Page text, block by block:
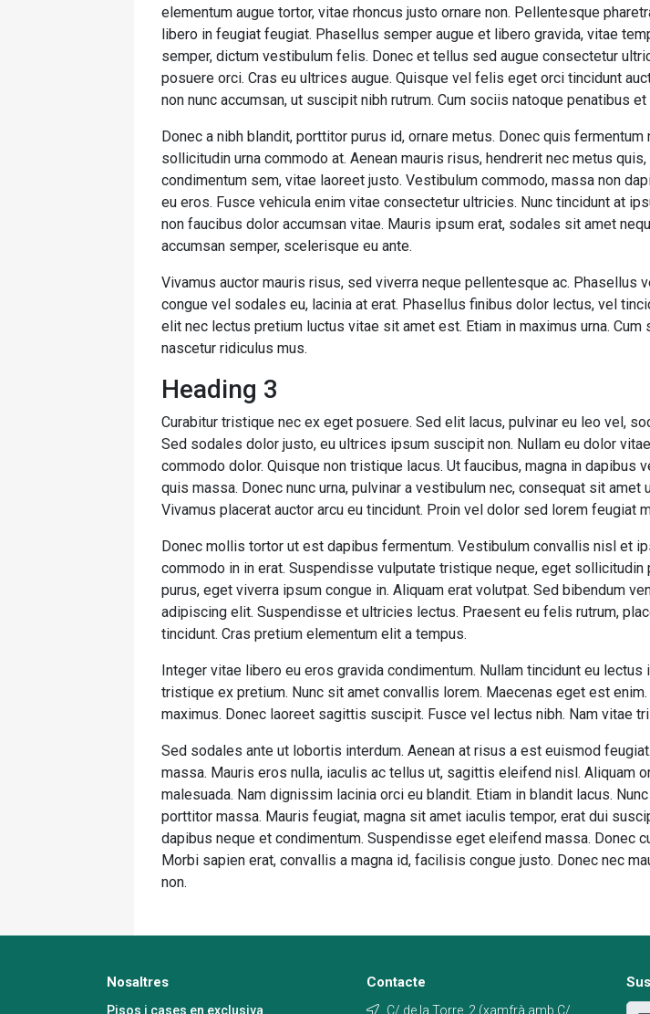
elementum augue tortor, vitae rhoncus justo ornare non. Pellentesque
libero in feugiat feugiat. Phasellus semper augue et libero gravida, vitae
semper, dictum vestibulum felis. Donec et tellus sed augue consectetur
posuere orci. Cras eu ultrices augue. Quisque vel felis eget orci tincidunt
non nunc accumsan, ut suscipit nibh rutrum. Cum sociis natoque penatibus
Donec a nibh blandit, porttitor purus id, ornare metus. Donec quis
sollicitudin urna commodo at. Aenean mauris risus, hendrerit nec metus
condimentum sem, vitae laoreet justo. Vestibulum commodo, massa non
eu eros. Fusce vehicula enim vitae consectetur ultricies. Nunc tincidunt at
non faucibus dolor accumsan vitae. Mauris ipsum erat, sodales sit amet
accumsan semper, scelerisque eu ante.
Vivamus auctor mauris risus, sed viverra neque pellentesque ac. Phasellus
congue vel sodales eu, lacinia at erat. Phasellus finibus dolor lectus, vel
elit nec lectus pretium luctus vitae sit amet est. Etiam in maximus urna.
nascetur ridiculus mus.
Heading 3
Curabitur tristique nec ex eget posuere. Sed elit lacus, pulvinar eu leo vel,
Sed sodales dolor justo, eu ultrices ipsum suscipit non. Nullam eu dolor
commodo dolor. Quisque non tristique lacus. Ut faucibus, magna in
quis massa. Donec nunc urna, pulvinar a vestibulum nec, consequat sit
Vivamus placerat auctor arcu eu tincidunt. Proin vel dolor sed lorem feugiat
Donec mollis tortor ut est dapibus fermentum. Vestibulum convallis nisl et
commodo in in erat. Suspendisse vulputate tristique neque, eget
purus, eget viverra ipsum congue in. Aliquam erat volutpat. Sed bibendum
adipiscing elit. Suspendisse et ultricies lectus. Praesent eu felis rutrum,
tincidunt. Cras pretium elementum elit a tempus.
Integer vitae libero eu eros gravida condimentum. Nullam tincidunt eu
tristique ex pretium. Nunc sit amet convallis lorem. Maecenas eget est
maximus. Donec laoreet sagittis suscipit. Fusce vel lectus nibh. Nam vitae
Sed sodales ante ut lobortis interdum. Aenean at risus a est euismod
massa. Mauris eros nulla, iaculis ac tellus ut, sagittis eleifend nisl. Aliquam
malesuada. Nam dignissim lacinia orci eu blandit. Etiam in blandit lacus.
porttitor massa. Mauris feugiat, magna sit amet iaculis tempor, erat dui
dapibus neque et condimentum. Suspendisse eget eleifend massa. Donec
Morbi sapien erat, convallis a magna id, facilisis congue justo. Donec nec
non.
Nosaltres
Pisos i cases en exclusiva
Contacte
C/ de la Torre, 2 (xamfrà amb C/